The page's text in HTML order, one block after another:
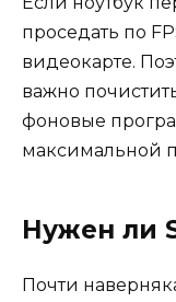
проседать по
видеокарте.
важно
фоновые
максимальной
Нужен ли
Почти